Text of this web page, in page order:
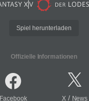
Spiel herunterladen
Offizielle Informationen
Facebook X/ News